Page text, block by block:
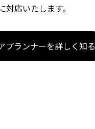
応いたします。
プランナーを詳しく知る